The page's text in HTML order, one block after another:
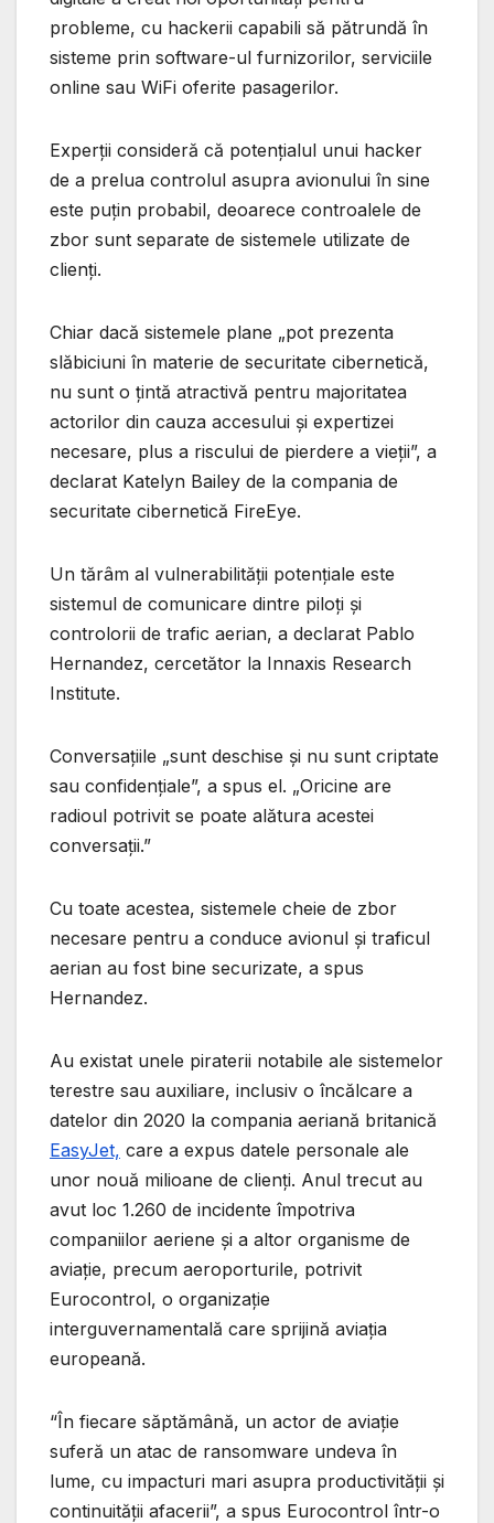
probleme, cu hackerii capabili să pătrundă în
sisteme prin software-ul furnizorilor, serviciile
online sau WiFi oferite pasagerilor.
Experții consideră că potențialul unui hacker
de a prelua controlul asupra avionului în sine
este puțin probabil, deoarece controalele de
zbor sunt separate de sistemele utilizate de
clienți.
Chiar dacă sistemele plane „pot prezenta
slăbiciuni în materie de securitate cibernetică,
nu sunt o țintă atractivă pentru majoritatea
actorilor din cauza accesului și expertizei
necesare, plus a riscului de pierdere a vieții”, a
declarat Katelyn Bailey de la compania de
securitate cibernetică FireEye.
Un tărâm al vulnerabilității potențiale este
sistemul de comunicare dintre piloți și
controlorii de trafic aerian, a declarat Pablo
Hernandez, cercetător la Innaxis Research
Institute.
Conversațiile „sunt deschise și nu sunt criptate
sau confidențiale”, a spus el. „Oricine are
radioul potrivit se poate alătura acestei
conversații.”
Cu toate acestea, sistemele cheie de zbor
necesare pentru a conduce avionul și traficul
aerian au fost bine securizate, a spus
Hernandez.
Au existat unele piraterii notabile ale sistemelor
terestre sau auxiliare, inclusiv o încălcare a
datelor din 2020 la compania aeriană britanică
EasyJet, care a expus datele personale ale
unor nouă milioane de clienți. Anul trecut au
avut loc 1.260 de incidente împotriva
companiilor aeriene și a altor organisme de
aviație, precum aeroporturile, potrivit
Eurocontrol, o organizație
interguvernamentală care sprijină aviația
europeană.
“În fiecare săptămână, un actor de aviație
suferă un atac de ransomware undeva în
lume, cu impacturi mari asupra productivității și
continuității afacerii”, a spus Eurocontrol într-o